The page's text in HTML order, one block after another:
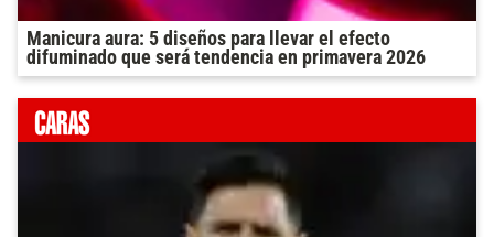
Manicura aura: 5 diseños para llevar el efecto
difuminado que será tendencia en primavera 2026